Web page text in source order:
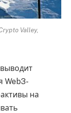
Valley,
Web3-
на